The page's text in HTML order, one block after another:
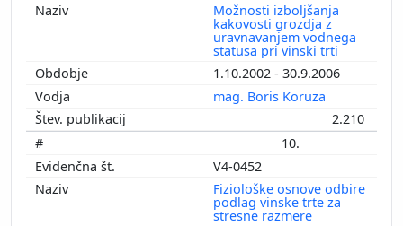
Možnosti izboljšanja
kakovosti grozdja z
uravnavanjem vodnega
statusa pri vinski trti
1.10.2002 - 30.9.2006
mag. Boris Koruza
2.210
10.
V4-0452
Fiziološke osnove odbire
podlag vinske trte za
stresne razmere